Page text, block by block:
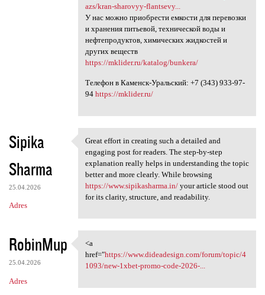
azs/kran-sharovyy-flantsevy...
У нас можно приобрести емкости для перевозки
и хранения питьевой, технической воды и
нефтепродуктов, химических жидкостей и
других веществ
https://mklider.ru/katalog/bunkera/
Телефон в Каменск-Уральский: +7 (343) 933-97-
94 https://mklider.ru/
Sipika
Sharma
25.04.2026
Adres
Great effort in creating such
Great effort in creating such a detailed and
engaging post for readers. The step-by-step
explanation really helps in understanding the topic
better and more clearly. While browsing
https://www.sipikasharma.in/your article stood out
for its clarity, structure, and readability.
RobinMup
25.04.2026
Adres
<a href="https://www
<a
href="https://www.dideadesign.com/forum/topic/4
1093/new-1xbet-promo-code-2026-...